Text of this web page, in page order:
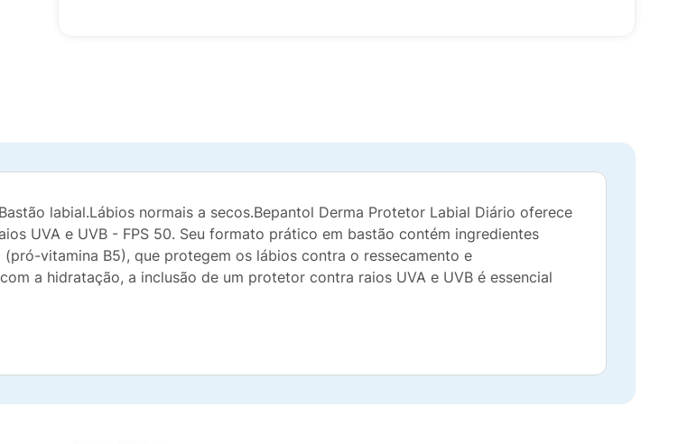
labial.Lábios normais a secos.Bepantol Derma Protetor Labial Diário oferece
UVA e UVB - FPS 50. Seu formato prático em bastão contém ingredientes
vitamina B5), que protegem os lábios contra o ressecamento e
a hidratação, a inclusão de um protetor contra raios UVA e UVB é essencial